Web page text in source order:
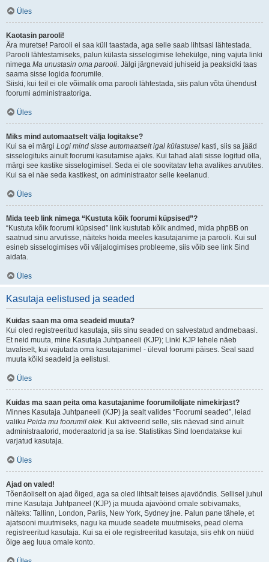
Üles
Kaotasin parooli!
Ära muretse! Parooli ei saa küll taastada, aga selle saab lihtsasi lähtestada.
Parooli lähtestamiseks, palun külasta sisselogimise lehekülge, ning vajuta linki
nimega Ma unustasin oma parooli. Jälgi järgnevaid juhiseid ja peaksidki taas
saama sisse logida foorumile.
Siiski, kui teil ei ole võimalik oma parooli lähtestada, siis palun võta ühendust
foorumi administraatoriga.
Üles
Miks mind automaatselt välja logitakse?
Kui sa ei märgi Logi mind sisse automaatselt igal külastusel kasti, siis sa jääd
sisselogituks ainult foorumi kasutamise ajaks. Kui tahad alati sisse logitud olla,
märgi see kastike sisselogimisel. Seda ei ole soovitatav teha avalikes arvutites.
Kui sa ei näe seda kastikest, on administraator selle keelanud.
Üles
Mida teeb link nimega “Kustuta kõik foorumi küpsised”?
“Kustuta kõik foorumi küpsised” link kustutab kõik andmed, mida phpBB on
saatnud sinu arvutisse, näiteks hoida meeles kasutajanime ja parooli. Kui sul
esineb sisselogimises või väljalogimises probleeme, siis võib see link Sind
aidata.
Üles
Kasutaja eelistused ja seaded
Kuidas saan ma oma seadeid muuta?
Kui oled registreeritud kasutaja, siis sinu seaded on salvestatud andmebaasi.
Et neid muuta, mine Kasutaja Juhtpaneeli (KJP); Linki KJP lehele näeb
tavaliselt, kui vajutada oma kasutajanimel - üleval foorumi päises. Seal saad
muuta kõiki seadeid ja eelistusi.
Üles
Kuidas ma saan peita oma kasutajanime foorumilolijate nimekirjast?
Minnes Kasutaja Juhtpaneeli (KJP) ja sealt valides “Foorumi seaded”, leiad
valiku Peida mu foorumil olek. Kui aktiveerid selle, siis näevad sind ainult
administraatorid, moderaatorid ja sa ise. Statistikas Sind loendatakse kui
varjatud kasutaja.
Üles
Ajad on valed!
Tõenäoliselt on ajad õiged, aga sa oled lihtsalt teises ajavööndis. Sellisel juhul
mine Kasutaja Juhtpaneel (KJP) ja muuda ajavöönd omale sobivamaks,
näiteks: Tallinn, London, Pariis, New York, Sydney jne. Palun pane tähele, et
ajatsooni muutmiseks, nagu ka muude seadete muutmiseks, pead olema
registreeritud kasutaja. Kui sa ei ole registreeritud kasutaja, siis ehk on nüüd
õige aeg luua omale konto.